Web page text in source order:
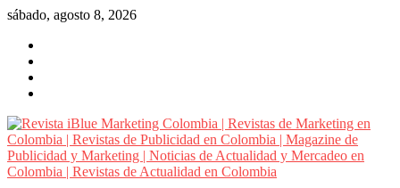
Saltar
contenido
sábado, agosto 8, 2026